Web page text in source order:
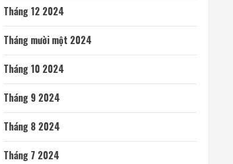
Tháng 12 2024
Tháng mười một 2024
Tháng 10 2024
Tháng 9 2024
Tháng 8 2024
Tháng 7 2024